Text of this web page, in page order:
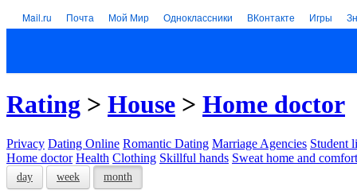
Mail.ru Почта Мой Мир Одноклассники ВКонтакте Игры
Rating > House > Home doctor
Privacy Dating Online Romantic Dating Marriage Agencies Student
Home doctor Health Clothing Skillful hands Sweat home and comfort
day week month